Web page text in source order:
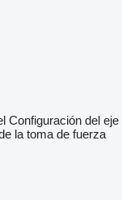
Configuración del eje
la toma de fuerza